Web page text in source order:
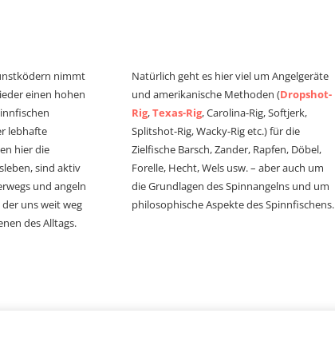
nimmt
einen hohen
lebhafte
hier die
sind aktiv
und angeln
uns weit weg
des Alltags.
Natürlich geht es hier viel um Angelgeräte
und amerikanische Methoden (Dropshot-
Rig,Texas-Rig, Carolina-Rig, Softjerk,
Splitshot-Rig, Wacky-Rig etc.) für die
Zielfische Barsch, Zander, Rapfen, Döbel,
Forelle, Hecht, Wels usw. – aber auch um
die Grundlagen des Spinnangelns und um
philosophische Aspekte des Spinnfischens.